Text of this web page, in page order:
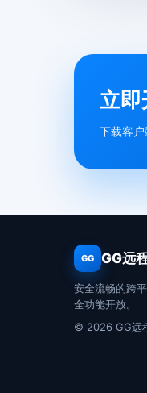
立即
下载客户
GG GG远
安全流畅的跨
全功能开放。
© 2026 GG远